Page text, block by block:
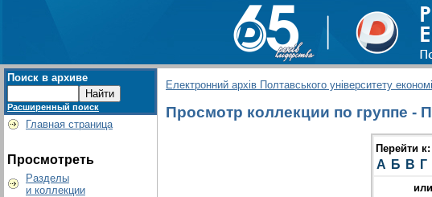
Поиск в архиве
Расширенный поиск
Главная страница
Просмотреть
Разделы
и коллекции
Електронний архів Полтавського університету
Просмотр коллекции по группе -
Перейти к:
А Б В Г